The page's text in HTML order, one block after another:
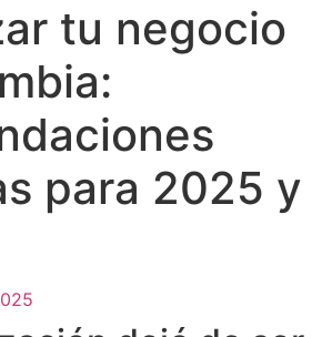
tu negocio
para 2025 y